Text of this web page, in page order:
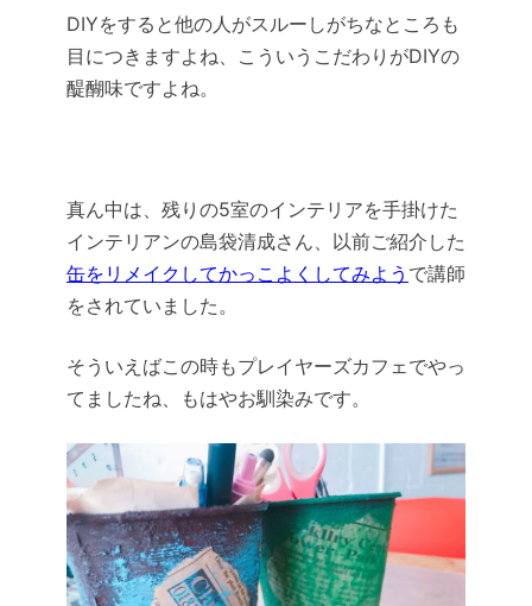
DIYをすると他の人がスルーしがちなところも
目につきますよね、こういうこだわりがDIYの
醍醐味ですよね。
真ん中は、残りの5室のインテリアを手掛けた
インテリアンの島袋清成さん 、以前ご紹介した
缶をリメイクしてかっこよくしてみよう で講師
をされていました。
そういえばこの時もプレイヤーズカフェでやっ
てましたね、もはやお馴染みです。